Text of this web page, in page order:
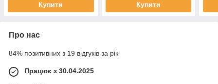
Купити Купити
Про нас
84% позитивних з 19 відгуків за рік
Працює з 30.04.2025